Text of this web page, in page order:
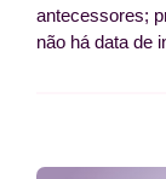
antecessores;
não há data de